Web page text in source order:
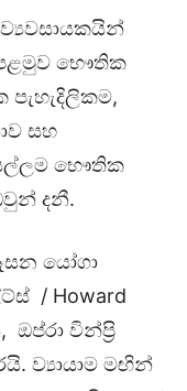
භෞතික
පැහැදිලිකම,
සහ
භෞතික
දනී.
යෝගා
/ Howard
වින්ප්‍රි
ව්‍යායාම මඟින්